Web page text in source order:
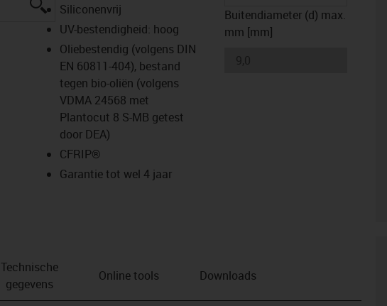
Siliconenvrij
UV-bestendigheid: hoog
Oliebestendig (volgens DIN
EN 60811-404), bestand
tegen bio-oliën (volgens
VDMA 24568 met
Plantocut 8 S-MB getest
door DEA)
CFRIP®
Garantie tot wel 4 jaar
Buitendiameter (d) max.
mm [mm]
Technische
gegevens
Online tools Downloads